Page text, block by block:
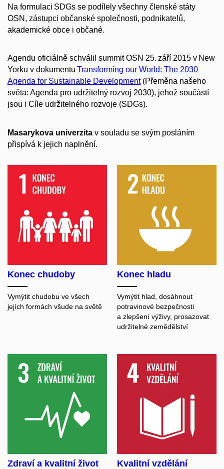
Na formulaci SDGs se podílely všechny členské státy
OSN, zástupci občanské společnosti, podnikatelů,
akademické obce i občané.
Agendu oficiálně schválil summit OSN 25. září 2015 v New
Yorku v dokumentu Transforming our World: The 2030
Agenda for Sustainable Development(Přeměna našeho
světa: Agenda pro udržitelný rozvoj 2030), jehož součástí
jsou i Cíle udržitelného rozvoje (SDGs).
Masarykova univerzita v souladu se svým posláním
přispívá k jejich naplnění.
Konec chudoby
Vymýtit chudobu ve všech
jejích formách všude na světě
Konec hladu
Vymýtit hlad, dosáhnout
potravinové bezpečnosti
a zlepšení výživy, prosazovat
udržitelné zemědělství
Zdraví a kvalitní život Kvalitní vzdělání